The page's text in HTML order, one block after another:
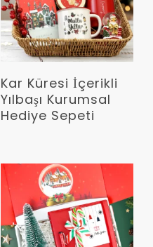
Devamını Oku
Kar Küresi İçerikli
Yılbaşı Kurumsal
Hediye Sepeti